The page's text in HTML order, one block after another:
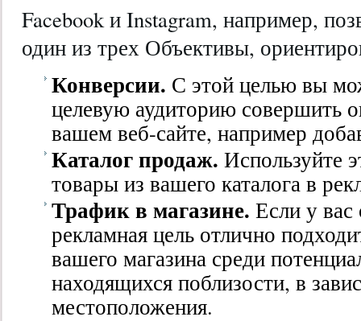
Facebook и Instagram, например,
один из трех Объективы,
Конверсии. С этой целью вы
целевую аудиторию совершить
вашем веб-сайте, например
Каталог продаж. Используйте
товары из вашего каталога в
Трафик в магазине. Если у
рекламная цель отлично
вашего магазина среди
находящихся поблизости, в
местоположения.